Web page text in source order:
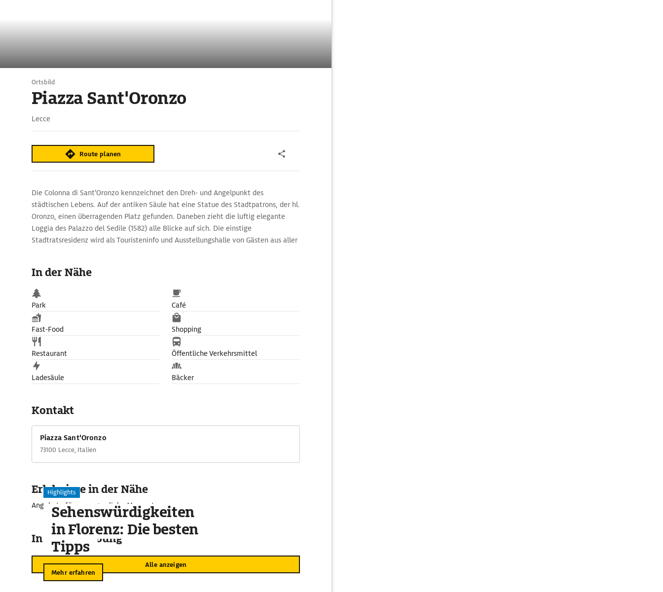
Ortsbild
Piazza Sant'Oronzo
Lecce
Route planen
Die Colonna di Sant‘Oronzo kennzeichnet den Dreh- und Angelpunkt des
städtischen Lebens. Auf der antiken Säule hat eine Statue des Stadtpatrons, der hl.
Oronzo, einen überragenden Platz gefunden. Daneben zieht die luftig elegante
Loggia des Palazzo del Sedile (1582) alle Blicke auf sich. Die einstige
Stadtratsresidenz wird als Touristeninfo und Ausstellungshalle von Gästen aus aller
bis zu 25.000 Zuschauer in den Bann zog.
In der Nähe
Park Café
Fast-Food Shopping
Restaurant Öffentliche Verkehrsmittel
Ladesäule Bäcker
Kontakt
Piazza Sant'Oronzo
73100 Lecce, Italien
Erlebnisse in der Nähe
Angebote für unvergessliche Momente
In der Umgebung
Alle anzeigen
Highlights
Sehenswürdigkeiten
in Florenz: Die besten
Tipps
Mehr erfahren